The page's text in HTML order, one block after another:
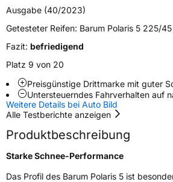
SchlauchtypTL
ZustandNeureifen
M+SJa
VerstärktXL
FelgenschutzFR
Effizienz D
Ausgabe (40/2023)
Getesteter Reifen: Barum Polaris 5 225/
Fazit: befriedigend
Platz 9 von 20
Preisgünstige Drittmarke mit guter
Untersteuerndes Fahrverhalten auf
Weitere Details bei Auto Bild
Alle Testberichte anzeigen
Produktbeschreibung
Starke Schnee-Performance
Das Profil des Barum Polaris 5 ist